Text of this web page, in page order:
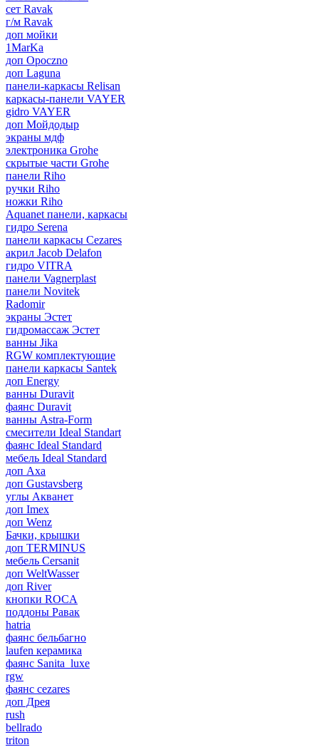
сет Ravak
г/м Ravak
доп мойки
1MarKa
доп Opoczno
доп Laguna
панели-каркасы Relisan
каркасы-панели VAYER
gidro VAYER
доп Мойдодыр
экраны мдф
электроника Grohe
скрытые части Grohe
панели Riho
ручки Riho
ножки Riho
Aquanet панели, каркасы
гидро Serena
панели каркасы Cezares
акрил Jacob Delafon
гидро VITRA
панели Vagnerplast
панели Novitek
Radomir
экраны Эстет
гидромассаж Эстет
ванны Jika
RGW комплектующие
панели каркасы Santek
доп Energy
ванны Duravit
фаянс Duravit
ванны Astra-Form
смесители Ideal Standart
фаянс Ideal Standard
мебель Ideal Standard
доп Axa
доп Gustavsberg
углы Акванет
доп Imex
доп Wenz
Бачки, крышки
доп TERMINUS
мебель Cersanit
доп WeltWasser
доп River
кнопки ROCA
поддоны Равак
hatria
фаянс бельбагно
laufen керамика
фаянс Sanita_luxe
rgw
фаянс cezares
доп Дрея
rush
bellrado
triton